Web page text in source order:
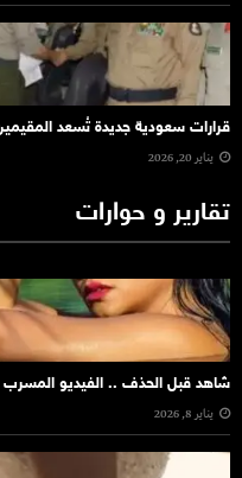
قرارات سعودية جديدة تُسعد
يناير 20, 2026
تقارير و حوارات
شاهد قبل الحذف .. الفيديو المسرب
يناير 8, 2026